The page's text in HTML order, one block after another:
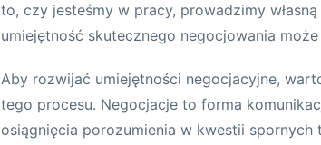
to, czy jesteśmy w pracy, prowadzimy
umiejętność skutecznego negocjowania
Aby rozwijać umiejętności negocjacyjne,
tego procesu. Negocjacje to forma
osiągnięcia porozumienia w kwestii